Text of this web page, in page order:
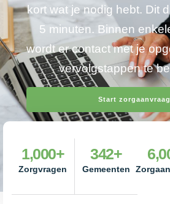
kort wat je nodig hebt. Dit
5 minuten. Binnen
wordt er contact met je
vervolgstappen te
Start zorgaanvraag
Zorgvragen
1,000+
Gemeenten
342+